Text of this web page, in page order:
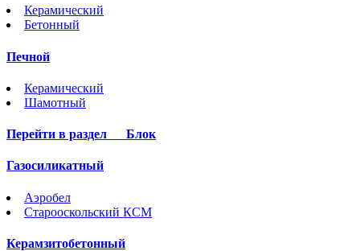
Керамический
Бетонный
Печной
Керамический
Шамотный
Перейти в раздел Блок
Газосиликатный
Аэробел
Старооскольский КСМ
Керамзитобетонный